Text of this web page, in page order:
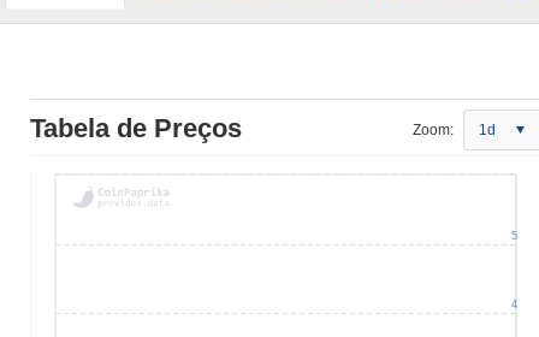
Tabela de Preços Zoom: 1d
4
5